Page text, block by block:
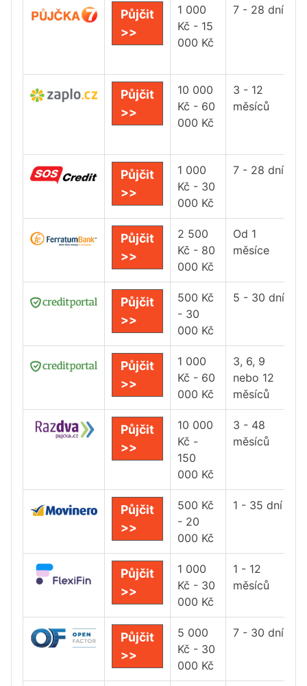
Půjčit
>>
1 000
Kč - 15
000 Kč
7 - 28 dní
Půjčit
>>
10 000
Kč - 60
000 Kč
3 - 12
měsíců
Půjčit
>>
1 000
Kč - 30
000 Kč
7 - 28 dní
Půjčit
>>
2 500
Kč - 80
000 Kč
Od 1
měsíce
Půjčit
>>
500 Kč
- 30
000 Kč
5 - 30 dní
Půjčit
>>
1 000
Kč - 60
000 Kč
3, 6, 9
nebo 12
měsíců
Půjčit
>>
10 000
Kč -
150
000 Kč
3 - 48
měsíců
Půjčit
>>
500 Kč
- 20
000 Kč
1 - 35 dní
Půjčit
>>
1 000
Kč - 30
000 Kč
1 - 12
měsíců
Půjčit
>>
5 000
Kč - 30
000 Kč
7 - 30 dní